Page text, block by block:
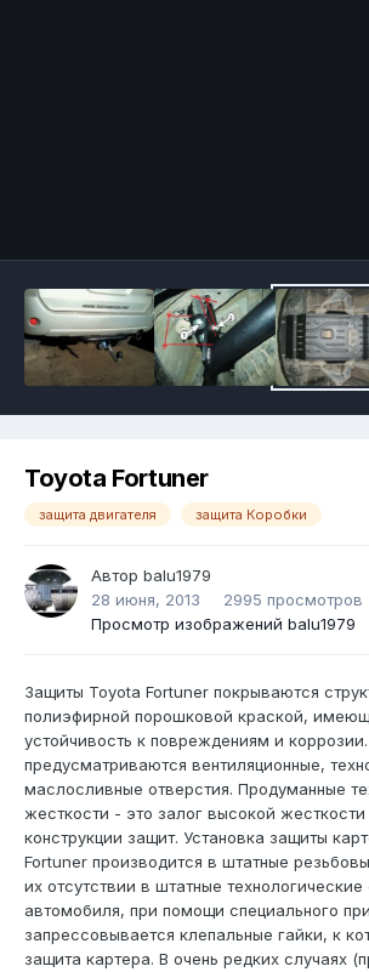
Toyota Fortuner
защита двигателя защита Коробки
Автор balu1979
28 июня, 2013
2995 просмотров
Просмотр изображений balu1979
Защиты Toyota Fortuner покрываются
полиэфирной порошковой краской,
устойчивость к повреждениям и
предусматриваются вентиляционные,
маслосливные отверстия. Продуманные
жесткости - это залог высокой жесткости
конструкции защит. Установка защиты
Fortuner производится в штатные
их отсутствии в штатные технологические
автомобиля, при помощи специального
запрессовывается клепальные гайки, к
защита картера. В очень редких случаях